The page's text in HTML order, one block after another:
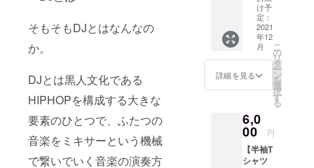
そもそもDJとはなんなの
か。
DJとは黒人文化である
HIPHOPを構成する大きな
要素のひとつで、ふたつの
音楽をミキサーという機械
で繋いでいく音楽の演奏方
らお選
びいた
だけま
す。ご
希望の
サイズ
を備考
欄にて
ご記載
い。
け予
定：
2021
年12
月
詳細を見る
こ
の
リ
タ
ー
ン
を
選
択
す
る
6,0
00 円
【半袖T
シャツ